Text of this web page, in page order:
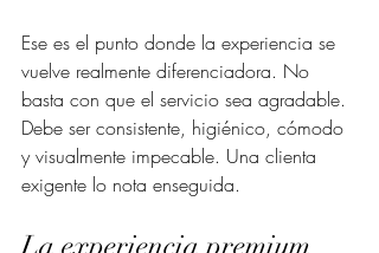
Ese es el punto donde la experiencia se
vuelve realmente diferenciadora. No
basta con que el servicio sea agradable.
Debe ser consistente, higiénico, cómodo
y visualmente impecable. Una clienta
exigente lo nota enseguida.
La experiencia premium